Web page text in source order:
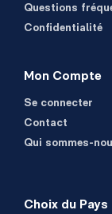
Questions
Confidentialité
Mon Compte
Se connecter
Contact
Qui sommes-
Choix du Pays